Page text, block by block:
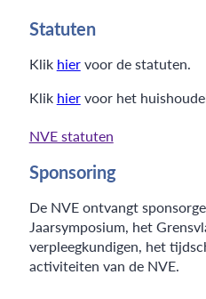
Statuten
Klik hiervoor de statuten.
Klik hiervoor het
NVE statuten
Sponsoring
De NVE ontvangt
Jaarsymposium, het
verpleegkundigen, het
activiteiten van de NVE.